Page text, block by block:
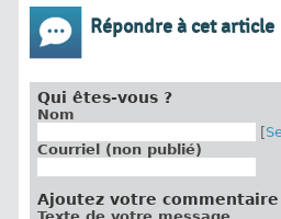
Répondre à cet article
Qui êtes-vous ?
Nom
[
Courriel (non publié)
Ajoutez votre